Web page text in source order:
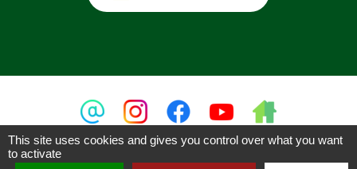
This site uses cookies and gives you control over what you want
to activate